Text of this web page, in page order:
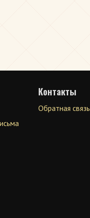
Контакты
Обратная связь